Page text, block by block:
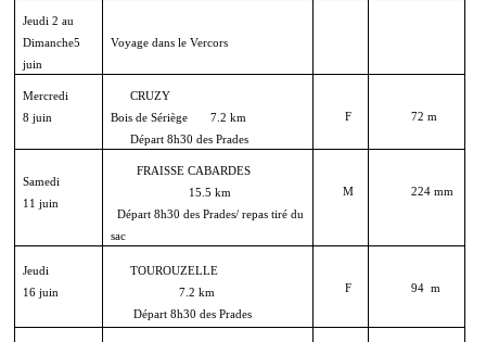
Jeudi 2 au
Dimanche5
juin
Voyage dans le Vercors
Mercredi
8 juin
CRUZY
Bois de Sériège 7.2 km
Départ 8h30 des Prades
F 72 m
Samedi
11 juin
FRAISSE CABARDES
15.5 km
Départ 8h30 des Prades/ repas tiré du
sac
M 224 mm
Jeudi
16 juin
TOUROUZELLE
7.2 km
Départ 8h30 des Prades
F 94 m